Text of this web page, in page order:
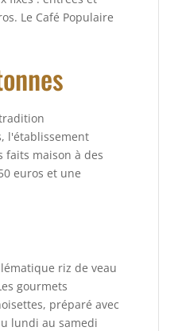
Le Café Populaire
l'établissement
faits maison à des
euros et une
riz de veau
gourmets
préparé avec
lundi au samedi